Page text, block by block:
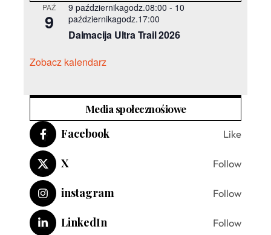
PAŹ
9
9 październikagodz.08:00 - 10
październikagodz.17:00
Dalmacija Ultra Trail 2026
Zobacz kalendarz
Media społecznośiowe
Facebook Like
X Follow
instagram Follow
LinkedIn Follow